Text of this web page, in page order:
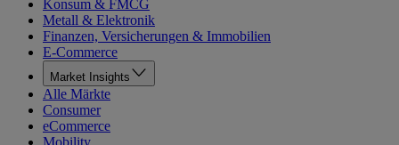
Konsum & FMCG
Metall & Elektronik
Finanzen, Versicherungen & Immobilien
E-Commerce
Market Insights
Alle Märkte
Consumer
eCommerce
Mobility